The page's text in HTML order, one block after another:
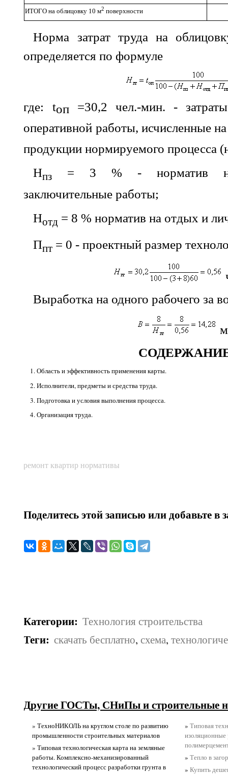
ИТОГО на облицовку 10 м2 поверхности
Норма затрат труда на
определяется по формуле
где: tоп=30,2 чел.-мин. -
оперативной работы, исчисленные
продукции нормируемого процесса
Нпз = 3 % - норматив на
заключительные работы;
Нотд = 8 % норматив на отдых и
Ппт = 0 - проектный размер
Выработка на одного рабочего за
м
1. Область и эффективность применения карты.
2. Исполнители, предметы и средства труда.
3. Подготовка и условия выполнения процесса.
4. Организация труда.
ремонт квартир нормативы
Поделитесь этой записью или добавьте в
Категории: Технология строительства
Теги: скачать бесплатно, схема,
Другие ГОСТы, СНиПы и строительные
» ТехноНИКОЛЬ на круглом столе по развитию
промышленности строительных материалов
» Типовая технологическая карта на земляные
работы. Комплексно-механизированный
технологический процесс разработки грунта в
»Типовая
»Тепло в
»Купить